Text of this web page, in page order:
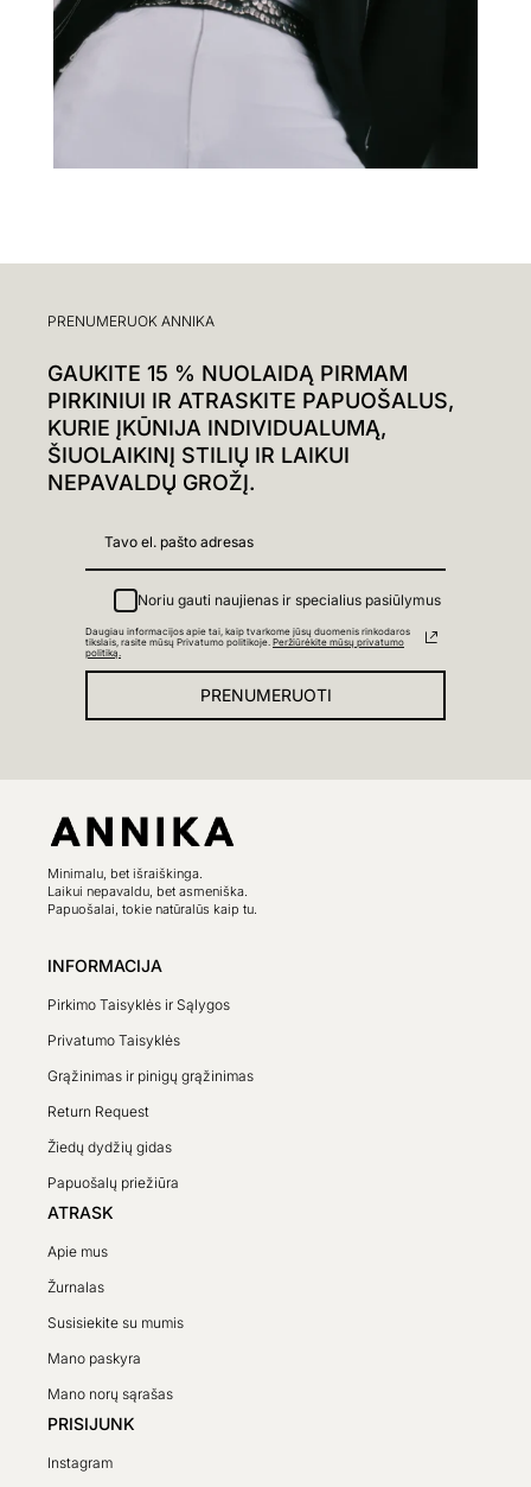
PRENUMERUOK ANNIKA
GAUKITE 15 % NUOLAIDĄ PIRMAM
PIRKINIUI IR ATRASKITE PAPUOŠALUS,
KURIE ĮKŪNIJA INDIVIDUALUMĄ,
ŠIUOLAIKINĮ STILIŲ IR LAIKUI
NEPAVALDŲ GROŽĮ.
Noriu gauti naujienas ir specialius pasiūlymus
Daugiau informacijos apie tai, kaip tvarkome jūsų duomenis rinkodaros
tikslais, rasite mūsų Privatumo politikoje. Peržiūrėkite mūsų privatumo
politiką.
PRENUMERUOTI
Minimalu, bet išraiškinga.
Laikui nepavaldu, bet asmeniška.
Papuošalai, tokie natūralūs kaip tu.
INFORMACIJA
Pirkimo Taisyklės ir Sąlygos
Privatumo Taisyklės
Grąžinimas ir pinigų grąžinimas
Return Request
Žiedų dydžių gidas
Papuošalų priežiūra
ATRASK
Apie mus
Žurnalas
Susisiekite su mumis
Mano paskyra
Mano norų sąrašas
PRISIJUNK
Instagram